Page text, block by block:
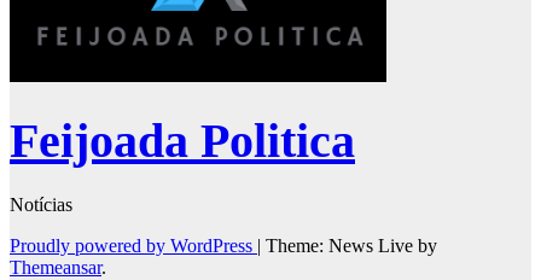
Feijoada Politica
Notícias
Proudly powered by WordPress | Theme: News Live by
Themeansar.